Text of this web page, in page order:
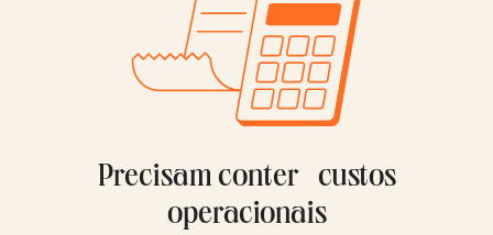
Precisam conter custos
operacionais